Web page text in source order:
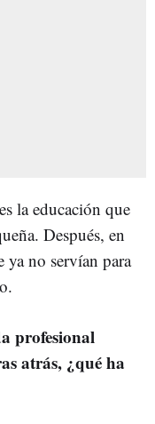
la educación que
Después, en
ya no servían para
profesional
atrás, ¿qué ha